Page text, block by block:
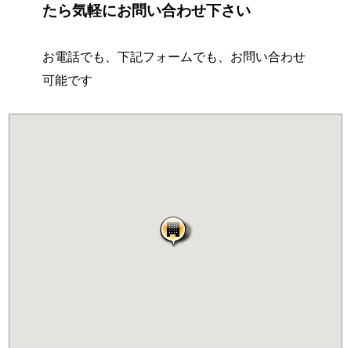
たら気軽にお問い合わせ下さい
お電話でも、下記フォームでも、お問い合わせ
可能です